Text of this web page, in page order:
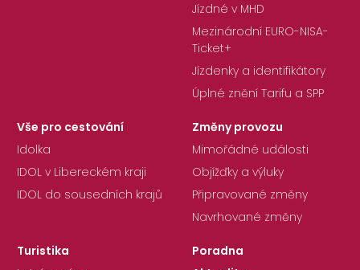
Jízdné v MHD
Mezinárodní EURO-NISA-
Ticket+
Jízdenky a identifikátory
Úplné znění Tarifu a SPP
Vše pro cestování
Idolka
IDOL v Libereckém kraji
IDOL do sousedních krajů
Změny provozu
Mimořádné události
Objížďky a výluky
Připravované změny
Navrhované změny
Turistika
Poradna